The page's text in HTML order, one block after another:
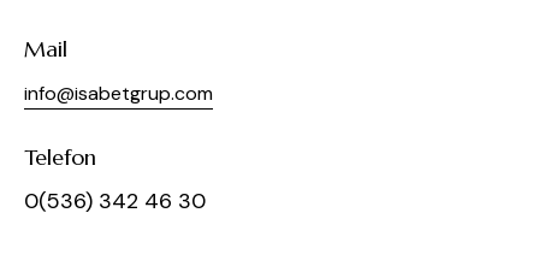
Mail
info@isabetgrup.com
Telefon
0(536) 342 46 30